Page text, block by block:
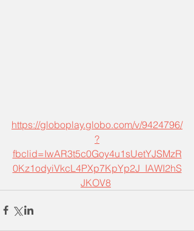
https://globoplay.globo.com/v/9424796/
?
fbclid=IwAR3t5c0Goy4u1sUetYJSMzR
0Kz1odyiVkcL4PXp7KpYp2J_IAWI2hS
JKOV8